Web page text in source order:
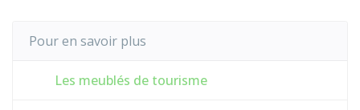
Pour en savoir plus
Les meublés de tourisme